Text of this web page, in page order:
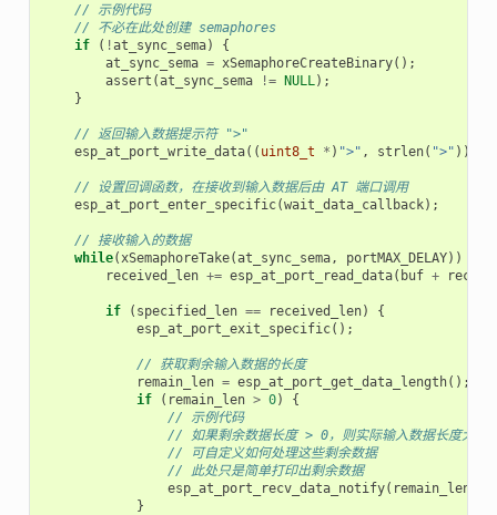
// 示例代码
// 不必在此处创建 semaphores
if
( !at_sync_sema)
{
at_sync_sema = xSemaphoreCreateBinary();
assert (at_sync_sema != NULL);
}
// 返回输入数据提示符 ">"
esp_at_port_write_data(( uint8_t * ) ">" , strlen( ">" ));
// 设置回调函数，在接收到输入数据后由 AT 端口调用
esp_at_port_enter_specific(wait_data_callback);
// 接收输入的数据
while(xSemaphoreTake(at_sync_sema, portMAX_DELAY))
received_len += esp_at_port_read_data( buf +
if ( specified_len == received_len)
{
esp_at_port_exit_specific();
// 获取剩余输入数据的长度
remain_len = esp_at_port_get_data_length();
if
( remain_len > 0)
{
// 示例代码
// 如果剩余数据长度 > 0，则实际输入数据长度大于
// 可自定义如何处理这些剩余数据
// 此处只是简单打印出剩余数据
esp_at_port_recv_data_notify( remain_len
}